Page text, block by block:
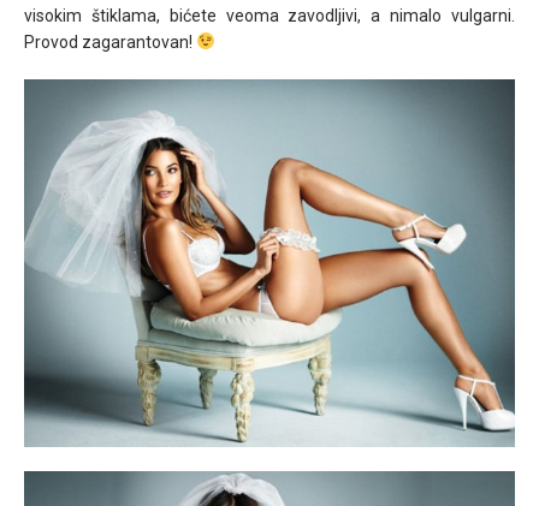
visokim štiklama, bićete veoma zavodljivi, a nimalo vulgarni.
Provod zagarantovan!